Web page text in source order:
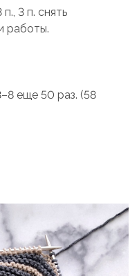
3 п. снять
работы.
еще 50 раз. (58